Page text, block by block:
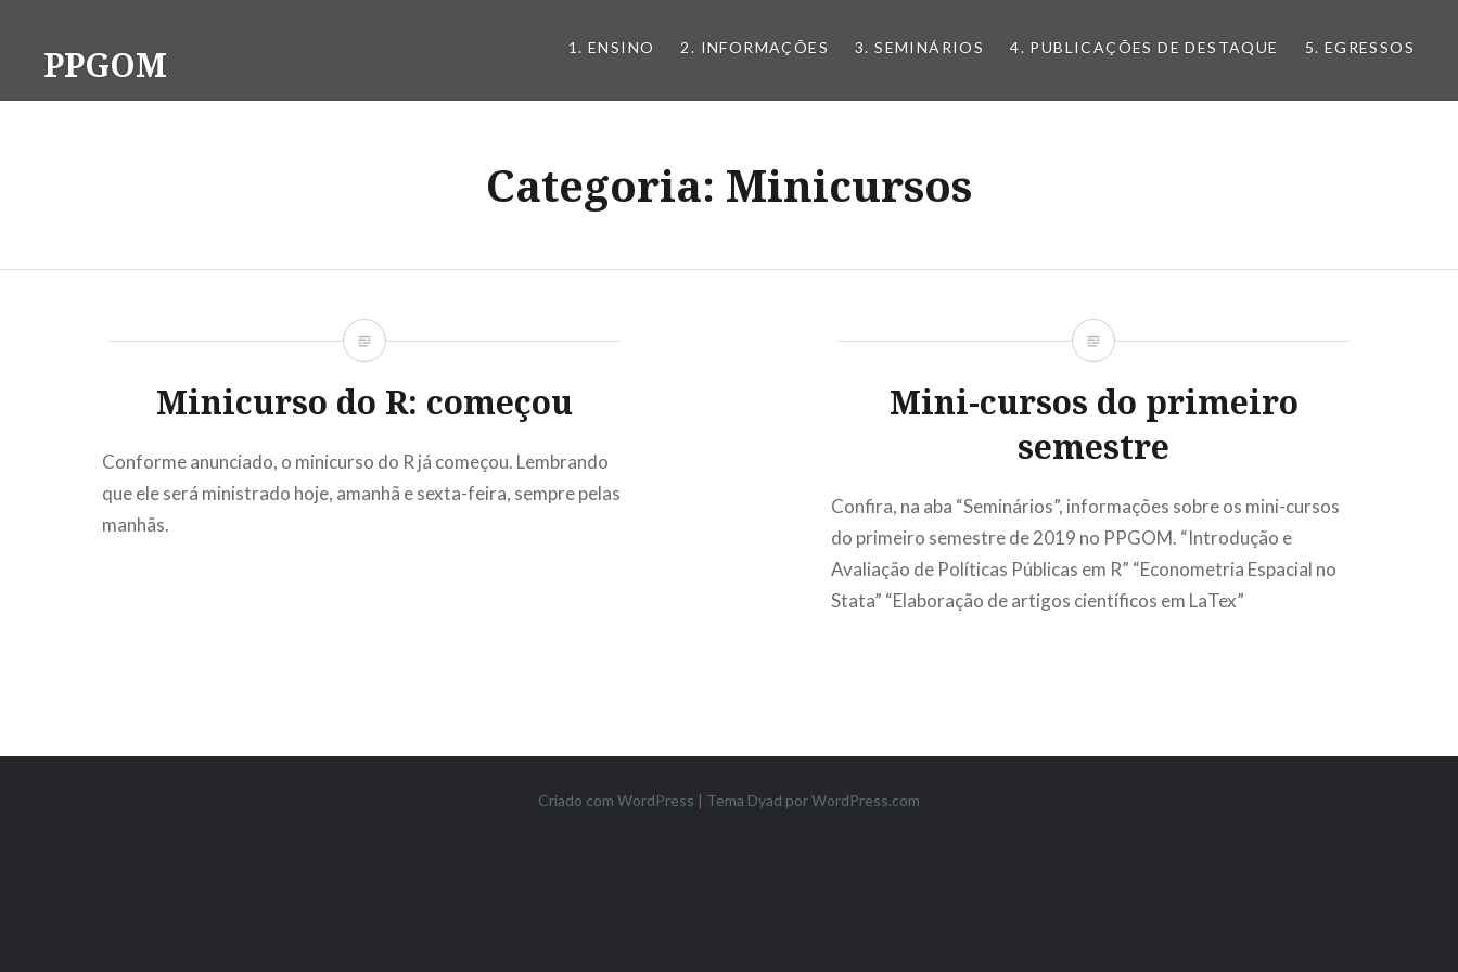
conteúdoPPGOM 1. ENSINO 2. INFORMAÇÕES 3. SEMINÁRIOS 4. PUBLICAÇÕES DE DESTAQUE 5. EGRESSOS
Categoria: Minicursos
Minicurso do R: começou
Conforme anunciado, o minicurso do R já começou. Lembrando
que ele será ministrado hoje, amanhã e sexta-feira, sempre pelas
manhãs.
Mini-cursos do primeiro
semestre
Confira, na aba “Seminários”, informações sobre os mini-cursos
do primeiro semestre de 2019 no PPGOM. “Introdução e
Avaliação de Políticas Públicas em R” “Econometria Espacial no
Stata” “Elaboração de artigos científicos em LaTex”
Criado com WordPress | Tema Dyad porWordPress.com